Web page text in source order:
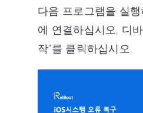
다음 프로그램을 실
에 연결하십시오. 디
작"를 클릭하십시오.